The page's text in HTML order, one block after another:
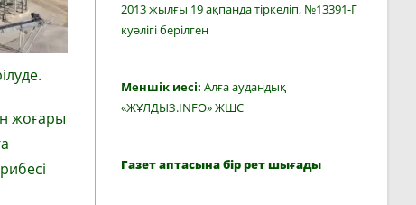
жоғары
2013 жылғы 19 ақпанда тіркеліп, №13391-Г
куәлігі берілген
Меншік иесі: Алға аудандық
«ЖҰЛДЫЗ.INFO» ЖШС
Газет аптасына бір рет шығады